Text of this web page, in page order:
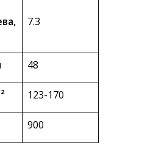
7.3
48
123-170
900